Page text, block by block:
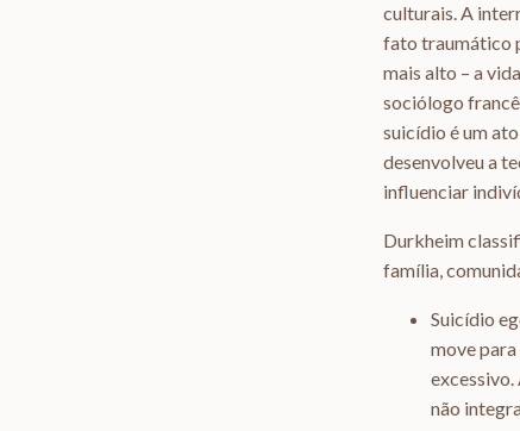
culturais. A
fato traumático
mais alto – a
sociólogo
suicídio é um
desenvolveu a
influenciar
Durkheim
família,
Suicídio
move
não